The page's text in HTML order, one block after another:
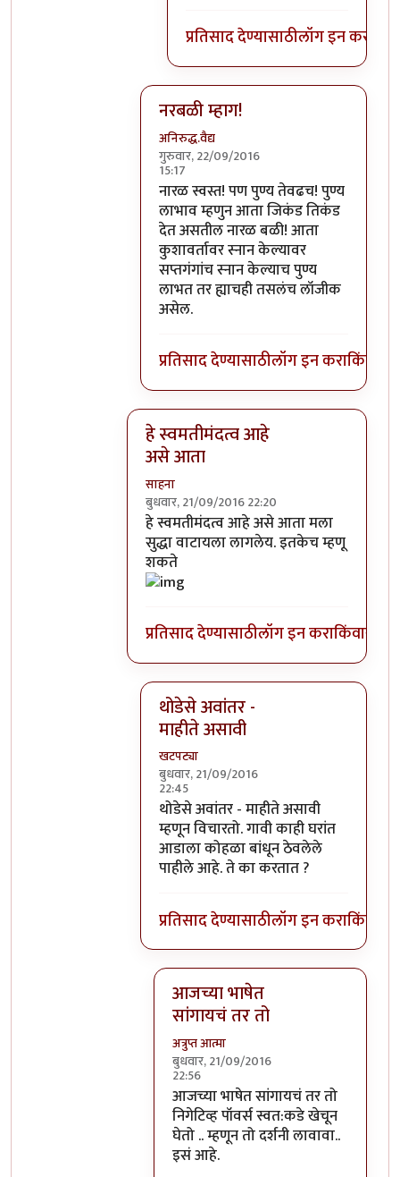
प्रतिसाद देण्यासाठीलॉग इन करा
नरबळी म्हाग!
अनिरुद्ध.वैद्य
गुरुवार, 22/09/2016
15:17
In reply toमला शास्त्रार्थ वगैरे काही
नारळ स्वस्त! पण पुण्य तेवढच! पुण्य
लाभाव म्हणुन आता जिकंड तिकंड
देत असतील नारळ बळी! आता
कुशावर्तावर स्नान केल्यावर
सप्तगंगांच स्नान केल्याच पुण्य
लाभत तर ह्याचही तसलंच लॉजीक
असेल.
प्रतिसाद देण्यासाठीलॉग इन कराकिंवा
हे स्वमतीमंदत्व आहे
असे आता
साहना
बुधवार, 21/09/2016 22:20
In reply toआत्मबंधवाल्यानी `कोहळा म्हणजे
हे स्वमतीमंदत्व आहे असे आता मला
सुद्धा वाटायला लागलेय. इतकेच म्हणू
शकते
प्रतिसाद देण्यासाठीलॉग इन कराकिंवा
थोडेसे अवांतर -
माहीते असावी
खटपट्या
बुधवार, 21/09/2016
22:45
In reply toहे स्वमतीमंदत्व आहे असे आता
थोडेसे अवांतर - माहीते असावी
म्हणून विचारतो. गावी काही घरांत
आडाला कोहळा बांधून ठेवलेले
पाहीले आहे. ते का करतात ?
प्रतिसाद देण्यासाठीलॉग इन कराकिंवा
आजच्या भाषेत
सांगायचं तर तो
अत्रुप्त आत्मा
बुधवार, 21/09/2016
22:56
In reply toथोडेसे अवांतर - माहीते
आजच्या भाषेत सांगायचं तर तो
निगेटिव्ह पॉवर्स स्वत:कडे खेचून
घेतो .. म्हणून तो दर्शनी लावावा..
इसं आहे.